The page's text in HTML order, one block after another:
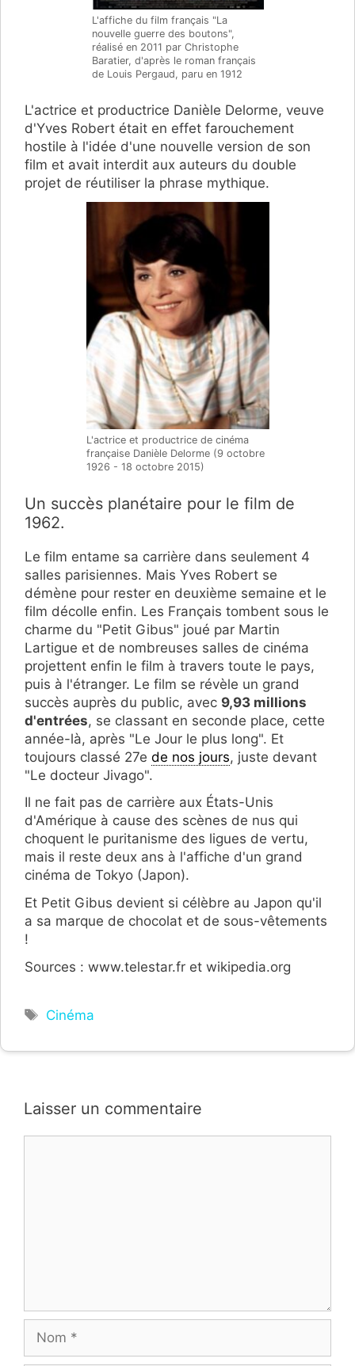
L'affiche du film français "La
nouvelle guerre des boutons",
réalisé en 2011 par Christophe
Baratier, d'après le roman français
de Louis Pergaud, paru en 1912
L'actrice et productrice Danièle Delorme, veuve
d'Yves Robert était en effet farouchement
hostile à l'idée d'une nouvelle version de son
film et avait interdit aux auteurs du double
projet de réutiliser la phrase mythique.
L'actrice et productrice de cinéma
française Danièle Delorme (9 octobre
1926 - 18 octobre 2015)
Un succès planétaire pour le film de
1962.
Le film entame sa carrière dans seulement 4
salles parisiennes. Mais Yves Robert se
démène pour rester en deuxième semaine et le
film décolle enfin. Les Français tombent sous le
charme du "Petit Gibus" joué par Martin
Lartigue et de nombreuses salles de cinéma
projettent enfin le film à travers toute le pays,
puis à l'étranger. Le film se révèle un grand
succès auprès du public, avec 9,93 millions
d'entrées, se classant en seconde place, cette
année-là, après "Le Jour le plus long". Et
toujours classé 27e de nos jours, juste devant
"Le docteur Jivago".
Il ne fait pas de carrière aux États-Unis
d'Amérique à cause des scènes de nus qui
choquent le puritanisme des ligues de vertu,
mais il reste deux ans à l'affiche d'un grand
cinéma de Tokyo (Japon).
Et Petit Gibus devient si célèbre au Japon qu'il
a sa marque de chocolat et de sous-vêtements
!
Sources : www.telestar.fr et wikipedia.org
Étiquettes
Cinéma
Laisser un commentaire